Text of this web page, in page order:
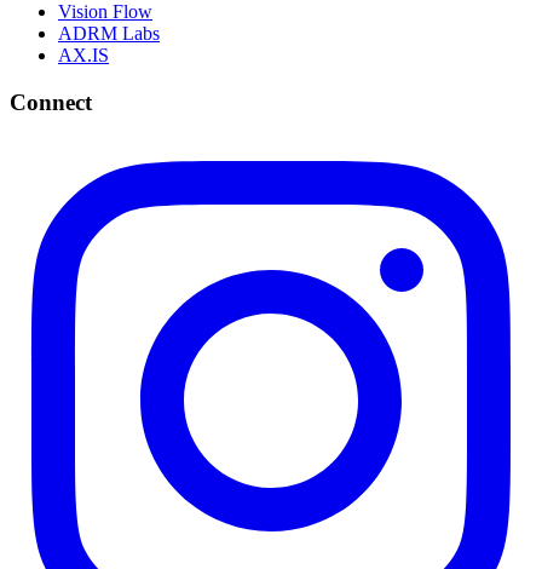
Vision Flow
ADRM Labs
AX.IS
Connect